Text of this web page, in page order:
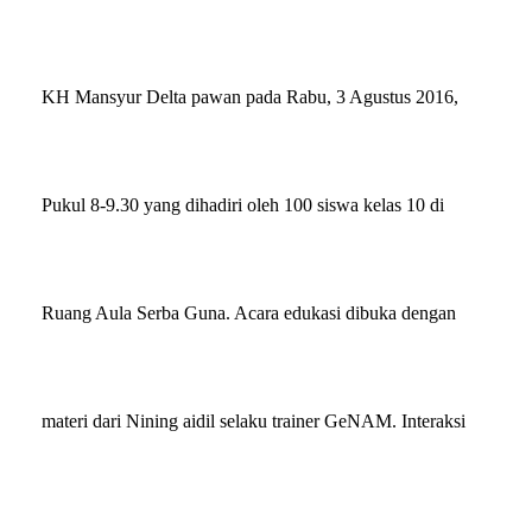
KH Mansyur Delta pawan pada Rabu, 3 Agustus 2016,
Pukul 8-9.30 yang dihadiri oleh 100 siswa kelas 10 di
Ruang Aula Serba Guna. Acara edukasi dibuka dengan
materi dari Nining aidil selaku trainer GeNAM. Interaksi